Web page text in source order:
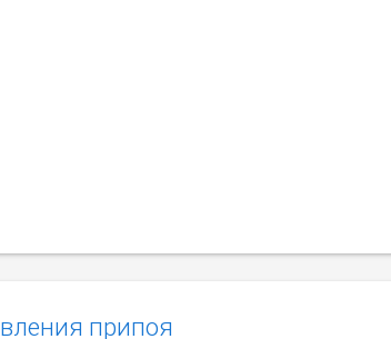
припоя